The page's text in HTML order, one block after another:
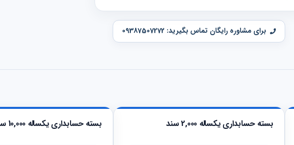
برای مشاوره رایگان تماس بگیرید: 09387507272
بسته حسابداری یکساله 2,000 سند بسته حسابداری یکساله 10,000 سند